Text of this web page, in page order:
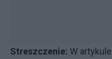
Streszczenie: W